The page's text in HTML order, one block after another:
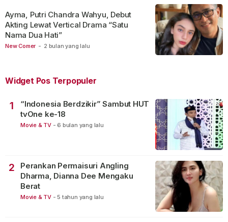
New Comer - 2 bulan yang lalu
Ayma, Putri Chandra Wahyu, Debut
Akting Lewat Vertical Drama “Satu
Nama Dua Hati”
Widget Pos Terpopuler
1
“Indonesia Berdzikir” Sambut HUT
tvOne ke-18
Movie & TV - 6 bulan yang lalu
2
Perankan Permaisuri Angling
Dharma, Dianna Dee Mengaku
Berat
Movie & TV - 5 tahun yang lalu